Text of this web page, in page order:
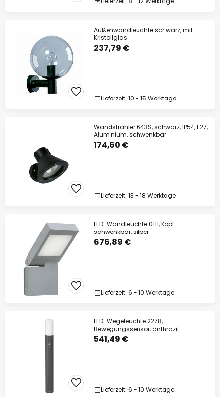
Außenwandleuchte schwarz, mit
Kristallglas
237,79 €
Lieferzeit: 10 - 15 Werktage
Wandstrahler 643S, schwarz, IP54, E27,
Aluminium, schwenkbar
174,60 €
Lieferzeit: 13 - 18 Werktage
LED-Wandleuchte 0111, Kopf
schwenkbar, silber
676,89 €
Lieferzeit: 6 - 10 Werktage
LED-Wegeleuchte 2278,
Bewegungssensor, anthrazit
541,49 €
Lieferzeit: 6 - 10 Werktage